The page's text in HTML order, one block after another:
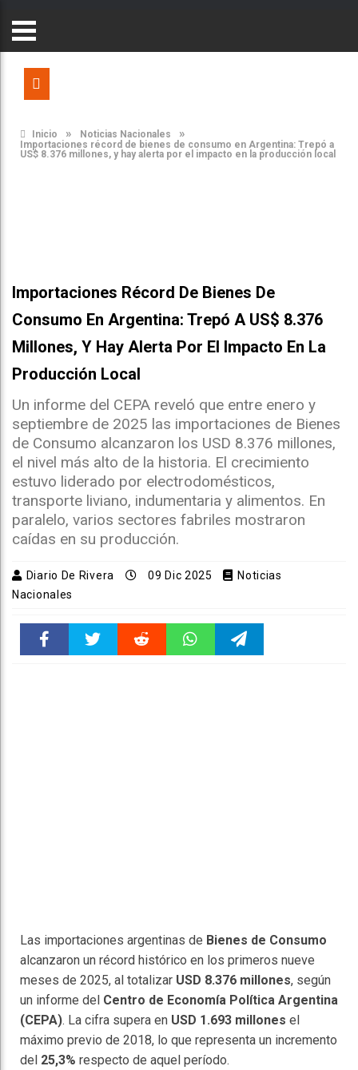
Inicio » Noticias Nacionales »
Importaciones récord de bienes de consumo en Argentina: Trepó a
US$ 8.376 millones, y hay alerta por el impacto en la producción local
Importaciones Récord De Bienes De
Consumo En Argentina: Trepó A US$ 8.376
Millones, Y Hay Alerta Por El Impacto En La
Producción Local
Un informe del CEPA reveló que entre enero y
septiembre de 2025 las importaciones de Bienes
de Consumo alcanzaron los USD 8.376 millones,
el nivel más alto de la historia. El crecimiento
estuvo liderado por electrodomésticos,
transporte liviano, indumentaria y alimentos. En
paralelo, varios sectores fabriles mostraron
caídas en su producción.
Diario De Rivera 09 Dic 2025
Noticias
Nacionales
Las importaciones argentinas de Bienes de Consumo
alcanzaron un récord histórico en los primeros nueve
meses de 2025, al totalizar USD 8.376 millones, según
un informe del Centro de Economía Política Argentina
(CEPA). La cifra supera en USD 1.693 millones el
máximo previo de 2018, lo que representa un incremento
del 25,3% respecto de aquel período.